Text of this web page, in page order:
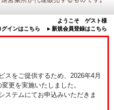
ようこそ ゲスト様
グインはこちら
▸ 新規会員登録はこちら
スをご提供するため、2026年4月
更を実施いたしました。
ステムにてお申込みいただきま